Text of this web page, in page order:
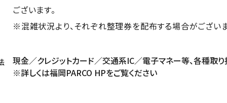
ございます。
※混雑状況より、それぞれ整理券を配布する場合がござい
現金／クレジットカード／交通系IC／電子マネー等、各種取
※詳しくは福岡PARCO HPをご覧ください